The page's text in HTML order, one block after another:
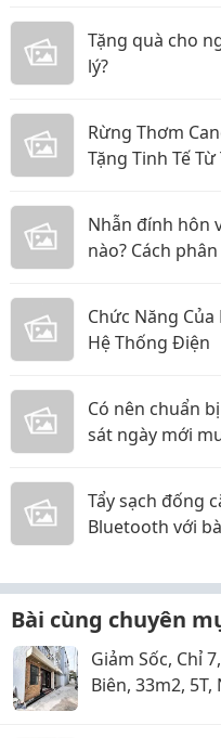
Tặng quà cho
lý?
Rừng Thơm
Tặng Tinh Tế
Nhẫn đính hôn
nào? Cách
Chức Năng Của
Hệ Thống Điện
Có nên chuẩn
sát ngày mới
Tẩy sạch đống
Bluetooth với
Bài cùng chuyên
Giảm Sốc, Chỉ
Biên, 33m2,